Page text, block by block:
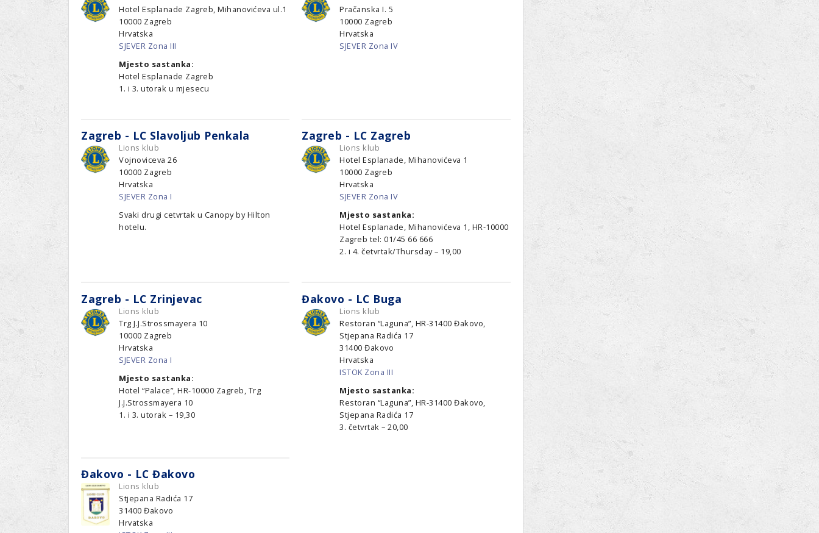
Hotel Esplanade Zagreb, Mihanovićeva ul.1
10000 Zagreb
Hrvatska
SJEVER Zona III
Mjesto sastanka:
Hotel Esplanade Zagreb
1. i 3. utorak u mjesecu
Pračanska I. 5
10000 Zagreb
Hrvatska
SJEVER Zona IV
Zagreb - LC Slavoljub Penkala
Lions klub
Vojnoviceva 26
10000 Zagreb
Hrvatska
SJEVER Zona I
Svaki drugi cetvrtak u Canopy by Hilton
hotelu.
Zagreb - LC Zagreb
Lions klub
Hotel Esplanade, Mihanovićeva 1
10000 Zagreb
Hrvatska
SJEVER Zona IV
Mjesto sastanka:
Hotel Esplanade, Mihanovićeva 1, HR-10000
Zagreb tel: 01/45 66 666
2. i 4. četvrtak/Thursday – 19,00
Zagreb - LC Zrinjevac
Lions klub
Trg J.J.Strossmayera 10
10000 Zagreb
Hrvatska
SJEVER Zona I
Mjesto sastanka:
Hotel “Palace”, HR-10000 Zagreb, Trg
J.J.Strossmayera 10
1. i 3. utorak – 19,30
Đakovo - LC Buga
Lions klub
Restoran “Laguna”, HR-31400 Đakovo,
Stjepana Radića 17
31400 Đakovo
Hrvatska
ISTOK Zona III
Mjesto sastanka:
Restoran “Laguna”, HR-31400 Đakovo,
Stjepana Radića 17
3. četvrtak – 20,00
Đakovo - LC Đakovo
Lions klub
Stjepana Radića 17
31400 Đakovo
Hrvatska